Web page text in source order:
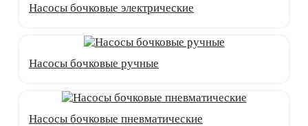
Насосы бочковые электрические
Насосы бочковые ручные
Насосы бочковые пневматические